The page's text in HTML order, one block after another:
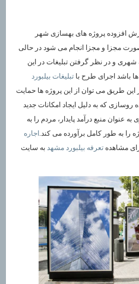
افزوده پروژه های بهسازی شهر
مجزا و مجزا انجام می شود در حالی
و در نظر گرفتن تبلیغات در این
ها باشد اجرای طرح با تبلیغات بیلبورد
طریق می توان از این پروژه ها حمایت
روسازی که به دلیل ایجاد امکانات جدید
عنوان منبع درآمد پایدار، مردم را به
را به طور کامل برآورده می کند.اجاره
مشاهده تعرفه بیلبورد مشهد به سایت